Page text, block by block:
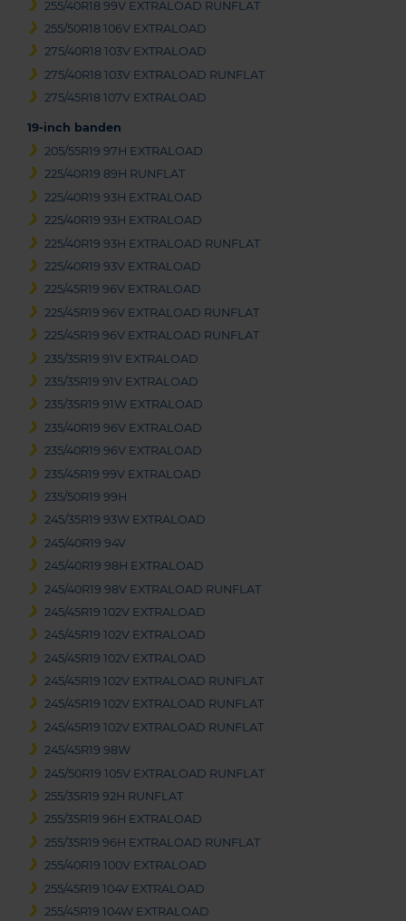
255/40R18 99V EXTRALOAD RUNFLAT
255/50R18 106V EXTRALOAD
275/40R18 103V EXTRALOAD
275/40R18 103V EXTRALOAD RUNFLAT
275/45R18 107V EXTRALOAD
19-inch banden
205/55R19 97H EXTRALOAD
225/40R19 89H RUNFLAT
225/40R19 93H EXTRALOAD
225/40R19 93H EXTRALOAD
225/40R19 93H EXTRALOAD RUNFLAT
225/40R19 93V EXTRALOAD
225/45R19 96V EXTRALOAD
225/45R19 96V EXTRALOAD RUNFLAT
225/45R19 96V EXTRALOAD RUNFLAT
235/35R19 91V EXTRALOAD
235/35R19 91V EXTRALOAD
235/35R19 91W EXTRALOAD
235/40R19 96V EXTRALOAD
235/40R19 96V EXTRALOAD
235/45R19 99V EXTRALOAD
235/50R19 99H
245/35R19 93W EXTRALOAD
245/40R19 94V
245/40R19 98H EXTRALOAD
245/40R19 98V EXTRALOAD RUNFLAT
245/45R19 102V EXTRALOAD
245/45R19 102V EXTRALOAD
245/45R19 102V EXTRALOAD
245/45R19 102V EXTRALOAD RUNFLAT
245/45R19 102V EXTRALOAD RUNFLAT
245/45R19 102V EXTRALOAD RUNFLAT
245/45R19 98W
245/50R19 105V EXTRALOAD RUNFLAT
255/35R19 92H RUNFLAT
255/35R19 96H EXTRALOAD
255/35R19 96H EXTRALOAD RUNFLAT
255/40R19 100V EXTRALOAD
255/45R19 104V EXTRALOAD
255/45R19 104W EXTRALOAD